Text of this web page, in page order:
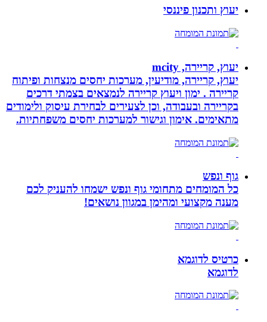
יעוץ ותכנון פיננסי
יעוץ, קריירה, mcity
יעוץ, קריירה, מודיעין, מערכות יחסים מנצחות ופיתוח
קריירה . ימון ויעוץ קריירה לנמצאים בצמתי דרכים
בקריירה ובעבודה, וכן לצעירים לבחירת עיסוק ולימודים
מתאימים. אימון וגישור למערכות יחסים משפחתיות.
גוף ונפש
כל המומחים מתחומי גוף ונפש ישמחו להעניק לכם
מענה מקצועי ומהימן במגוון נושאים!
כרטיס לדוגמא
לדוגמא